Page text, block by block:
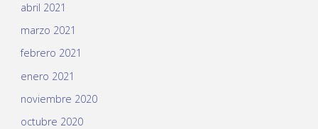
abril 2021
marzo 2021
febrero 2021
enero 2021
noviembre 2020
octubre 2020